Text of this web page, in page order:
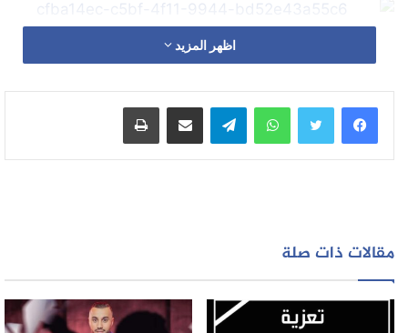
وأشار المحتجون أن رئيس جماعة عين تيزغة احمد الداهي غير
المصالح المختصة قصد إغلاقه لانه غير مرخص له غير أنها
بقيت مجمدة لان صاحب المقلع يدعي ان له نفوذ في الاقليم و
لا يمكن لاي شخص ايقافه متجاهلين معاناة الساكنة من
و بهذا نطالب الجهات المعنية بضرورة بعث لجنة مختصة إلى
المكان لتقيم حجم الأضرار الحاصلة بالمنطقة
اظهر المزيد
واتساب تيلقرام مشاركة عبر البريد طباعة
مقالات ذات صلة